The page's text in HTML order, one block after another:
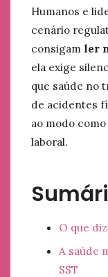
Humanos e
cenário
consigam ler
ela exige
que saúde no
de acidentes
ao modo
laboral.
O que
A saúde
SST